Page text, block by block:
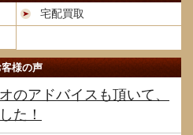
宅配買取
様の声
のアドバイスも頂いて、
た！